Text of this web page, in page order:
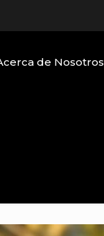
de Nosotros